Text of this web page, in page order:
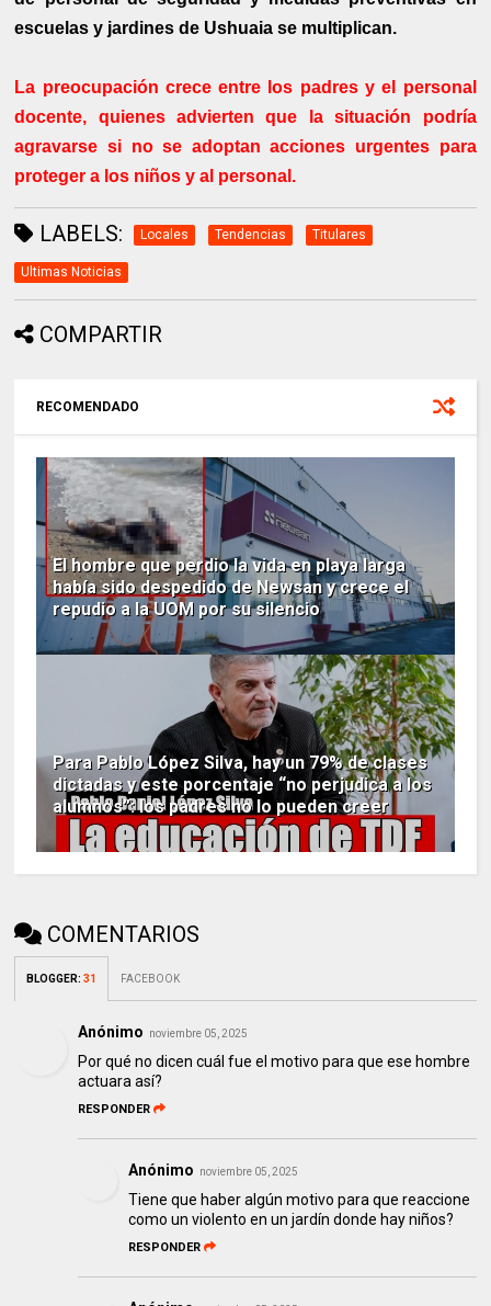
escuelas y jardines de Ushuaia se multiplican.
La preocupación crece entre los padres y el personal
docente, quienes advierten que la situación podría
agravarse si no se adoptan acciones urgentes para
proteger a los niños y al personal.
LABELS: Locales Tendencias Titulares
Ultimas Noticias
COMPARTIR
RECOMENDADO
El hombre que perdio la vida en playa larga
había sido despedido de Newsan y crece el
repudio a la UOM por su silencio
Para Pablo López Silva, hay un 79% de clases
dictadas y este porcentaje “no perjudica a los
alumnos”: los padres no lo pueden creer
COMENTARIOS
BLOGGER:31 FACEBOOK
Anónimo noviembre 05, 2025
Por qué no dicen cuál fue el motivo para que ese hombre
actuara así?
RESPONDER
Anónimo noviembre 05, 2025
Tiene que haber algún motivo para que reaccione
como un violento en un jardín donde hay niños?
RESPONDER